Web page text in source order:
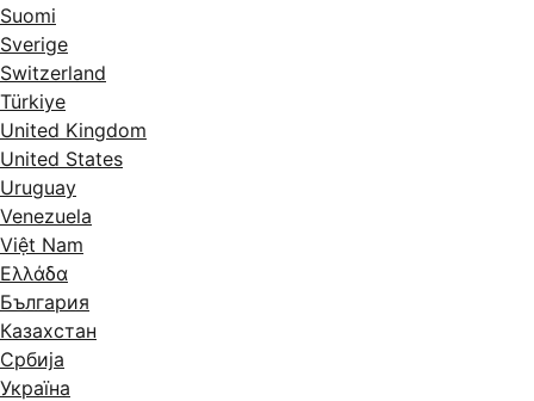
Suomi
Sverige
Switzerland
Türkiye
United Kingdom
United States
Uruguay
Venezuela
Việt Nam
Ελλάδα
България
Казахстан
Србија
Україна